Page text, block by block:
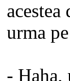
urma
- Haha,